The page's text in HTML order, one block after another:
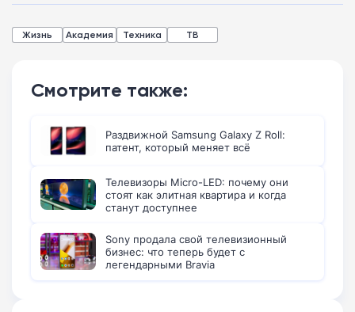
Жизнь Академия Техника ТВ
Смотрите также:
Раздвижной Samsung Galaxy Z Roll:
патент, который меняет всё
Телевизоры Micro-LED: почему они
стоят как элитная квартира и когда
станут доступнее
Sony продала свой телевизионный
бизнес: что теперь будет с
легендарными Bravia